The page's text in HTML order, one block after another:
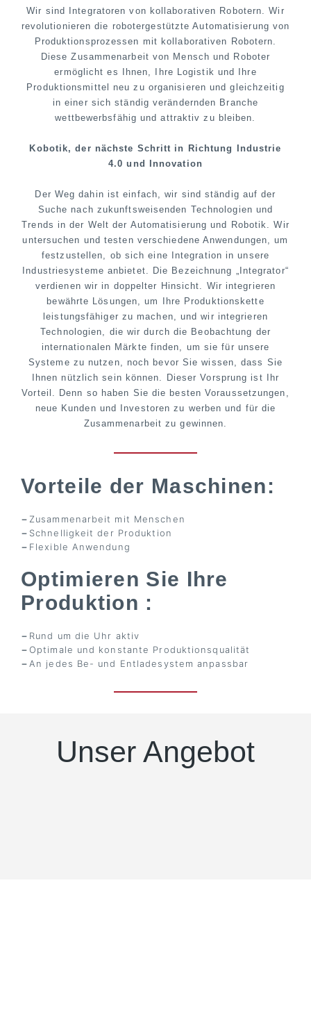
Wir sind Integratoren von kollaborativen Robotern. Wir
revolutionieren die robotergestützte Automatisierung von
Produktionsprozessen mit kollaborativen Robotern.
Diese Zusammenarbeit von Mensch und Roboter
ermöglicht es Ihnen, Ihre Logistik und Ihre
Produktionsmittel neu zu organisieren und gleichzeitig
in einer sich ständig verändernden Branche
wettbewerbsfähig und attraktiv zu bleiben.
Kobotik, der nächste Schritt in Richtung Industrie
4.0 und Innovation
Der Weg dahin ist einfach, wir sind ständig auf der
Suche nach zukunftsweisenden Technologien und
Trends in der Welt der Automatisierung und Robotik. Wir
untersuchen und testen verschiedene Anwendungen, um
festzustellen, ob sich eine Integration in unsere
Industriesysteme anbietet. Die Bezeichnung „Integrator“
verdienen wir in doppelter Hinsicht. Wir integrieren
bewährte Lösungen, um Ihre Produktionskette
leistungsfähiger zu machen, und wir integrieren
Technologien, die wir durch die Beobachtung der
internationalen Märkte finden, um sie für unsere
Systeme zu nutzen, noch bevor Sie wissen, dass Sie
Ihnen nützlich sein können. Dieser Vorsprung ist Ihr
Vorteil. Denn so haben Sie die besten Voraussetzungen,
neue Kunden und Investoren zu werben und für die
Zusammenarbeit zu gewinnen.
Vorteile der Maschinen:
Zusammenarbeit mit Menschen
Schnelligkeit der Produktion
Flexible Anwendung
Optimieren Sie Ihre
Produktion :
Rund um die Uhr aktiv
Optimale und konstante Produktionsqualität
An jedes Be- und Entladesystem anpassbar
Unser Angebot